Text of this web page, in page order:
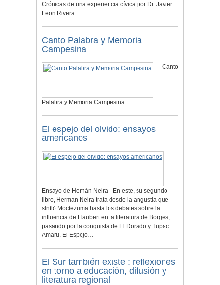
Crónicas de una experiencia cívica por Dr. Javier
Leon Rivera
Canto Palabra y Memoria
Campesina
Canto
Palabra y Memoria Campesina
El espejo del olvido: ensayos
americanos
Ensayo de Hernán Neira - En este, su segundo
libro, Herman Neira trata desde la angustia que
sintió Moctezuma hasta los debates sobre la
influencia de Flaubert en la literatura de Borges,
pasando por la conquista de El Dorado y Tupac
Amaru. El Espejo…
El Sur también existe : reflexiones
en torno a educación, difusión y
literatura regional